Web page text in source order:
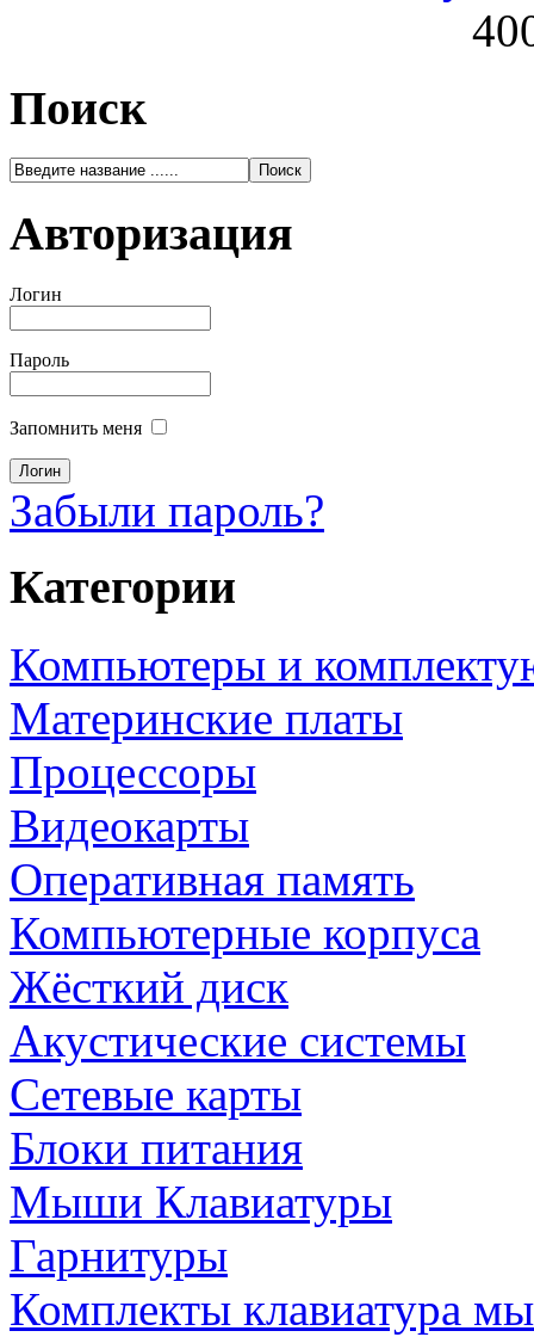
Поиск
Авторизация
Логин
Пароль
Запомнить меня
Забыли пароль?
Категории
Компьютеры и
Материнские платы
Процессоры
Видеокарты
Оперативная память
Компьютерные корпуса
Жёсткий диск
Акустические системы
Сетевые карты
Блоки питания
Мыши Клавиатуры
Гарнитуры
Комплекты клавиатура